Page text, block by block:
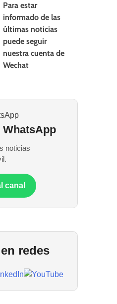
Para estar
informado de las
últimas noticias
puede seguir
nuestra cuenta de
Wechat
noticias
canal
redes